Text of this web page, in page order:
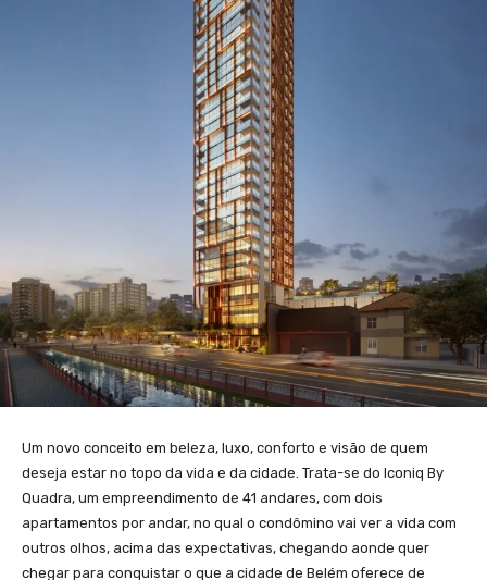
Um novo conceito em beleza, luxo, conforto e visão de quem
deseja estar no topo da vida e da cidade. Trata-se do Iconiq By
Quadra, um empreendimento de 41 andares, com dois
apartamentos por andar, no qual o condômino vai ver a vida com
outros olhos, acima das expectativas, chegando aonde quer
chegar para conquistar o que a cidade de Belém oferece de